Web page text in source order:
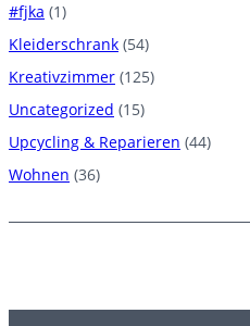
#fjka (1)
Kleiderschrank (54)
Kreativzimmer (125)
Uncategorized (15)
Upcycling & Reparieren (44)
Wohnen (36)